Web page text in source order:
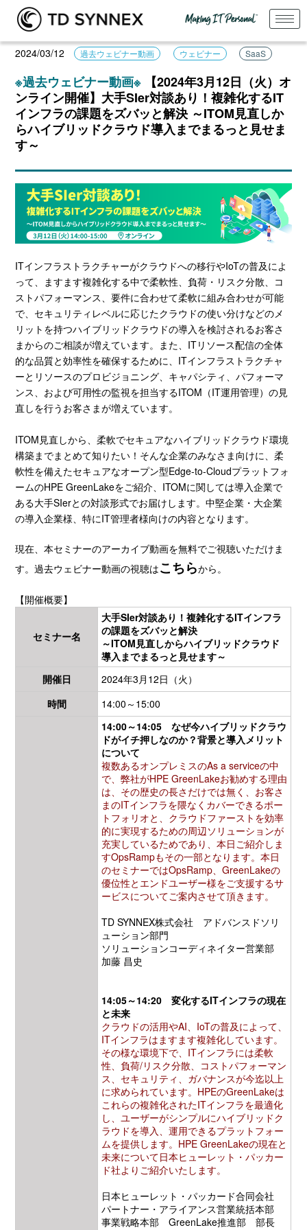
2024/03/12 過去ウェビナー動画 ウェビナー SaaS
※過去ウェビナー動画※ 【2024年3月12日（火）オ
ンライン開催】大手SIer対談あり！複雑化するIT
インフラの課題をズバッと解決 ～ITOM見直しか
らハイブリッドクラウド導入までまるっと見せま
す～
ITインフラストラクチャーがクラウドへの移行やIoTの普及によ
って、ますます複雑化する中で柔軟性、負荷・リスク分散、コ
ストパフォーマンス、要件に合わせて柔軟に組み合わせが可能
で、セキュリティレベルに応じたクラウドの使い分けなどのメ
リットを持つハイブリッドクラウドの導入を検討されるお客さ
まからのご相談が増えています。また、ITリソース配信の全体
的な品質と効率性を確保するために、ITインフラストラクチャ
ーとリソースのプロビジョニング、キャパシティ、パフォーマ
ンス、および可用性の監視を担当するITOM（IT運用管理）の見
直しを行うお客さまが増えています。
ITOM見直しから、柔軟でセキュアなハイブリッドクラウド環境
構築までまとめて知りたい！そんな企業のみなさま向けに、柔
軟性を備えたセキュアなオープン型Edge-to-Cloudプラットフォ
ームのHPE GreenLakeをご紹介、ITOMに関しては導入企業で
ある大手SIerとの対談形式でお届けします。中堅企業・大企業
の導入企業様、特にIT管理者様向けの内容となります。
現在、本セミナーのアーカイブ動画を無料でご視聴いただけま
す。過去ウェビナー動画の視聴はこちらから。
【開催概要】
セミナー名
大手SIer対談あり！複雑化するITインフラ
の課題をズバッと解決
～ITOM見直しからハイブリッドクラウド
導入までまるっと見せます～
開催日
2024年3月12日（火）
時間
14:00～15:00
14:00～14:05 なぜ今ハイブリッドクラウ
ドがイチ押しなのか？背景と導入メリット
について
複数あるオンプレミスのAs a serviceの中
で、弊社がHPE GreenLakeお勧めする理由
は、その歴史の長さだけでは無く、お客さ
まのITインフラを隈なくカバーできるポー
トフォリオと、クラウドファーストを効率
的に実現するための周辺ソリューションが
充実しているためであり、本日ご紹介しま
すOpsRampもその一部となります。本日
のセミナーではOpsRamp、GreenLakeの
優位性とエンドユーザー様をご支援するサ
ービスについてご案内させて頂きます。
TD SYNNEX株式会社 アドバンスドソリ
ューション部門
ソリューションコーディネイター営業部
加藤 昌史
14:05～14:20 変化するITインフラの現在
と未来
クラウドの活用やAI、IoTの普及によって、
ITインフラはますます複雑化しています。
その様な環境下で、ITインフラには柔軟
性、負荷/リスク分散、コストパフォーマン
ス、セキュリティ、ガバナンスが今迄以上
に求められています。HPEのGreenLakeは
これらの複雑化されたITインフラを最適化
し、ユーザーがシンプルにハイブリッドク
ラウドを導入、運用できるプラットフォー
ムを提供します。HPE GreenLakeの現在と
未来について日本ヒューレット・パッカー
ド社よりご紹介いたします。
日本ヒューレット・パッカード合同会社
パートナー・アライアンス営業統括本部
事業戦略本部 GreenLake推進部 部長